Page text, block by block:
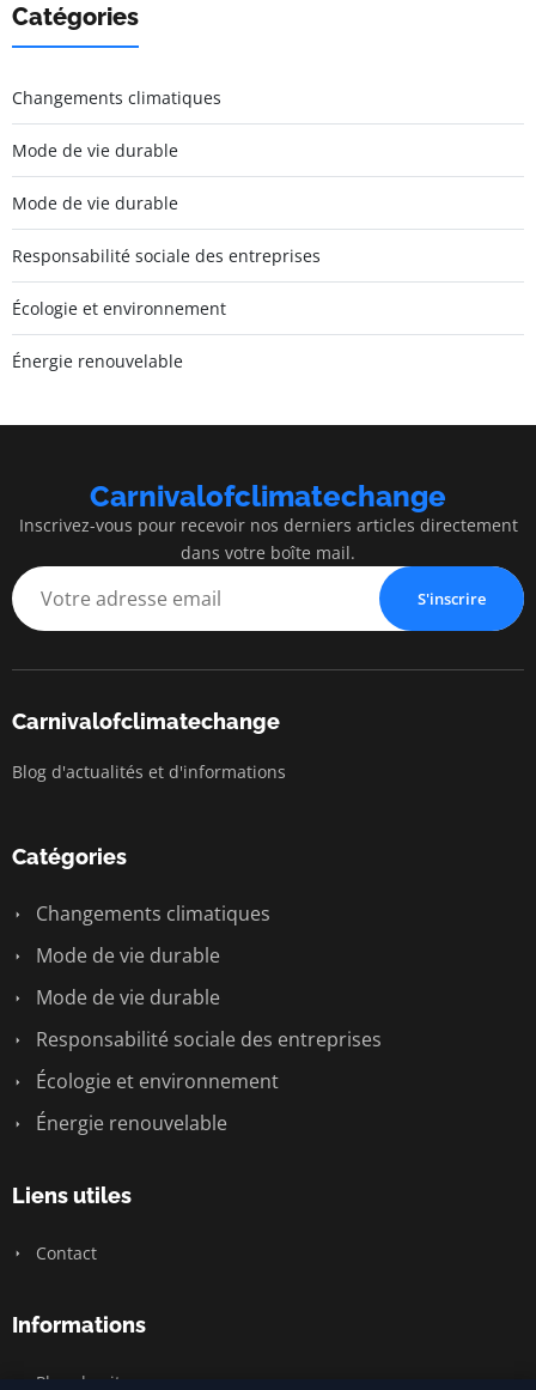
Catégories
Changements climatiques
Mode de vie durable
Mode de vie durable
Responsabilité sociale des entreprises
Écologie et environnement
Énergie renouvelable
Carnivalofclimatechange
Inscrivez-vous pour recevoir nos derniers articles directement
dans votre boîte mail.
S'inscrire
Carnivalofclimatechange
Blog d'actualités et d'informations
Catégories
Changements climatiques
Mode de vie durable
Mode de vie durable
Responsabilité sociale des entreprises
Écologie et environnement
Énergie renouvelable
Liens utiles
Contact
Informations
Plan du site